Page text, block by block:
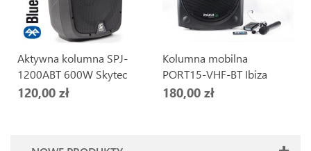
Aktywna kolumna SPJ-
1200ABT 600W Skytec
120,00 zł
Kolumna mobilna
PORT15-VHF-BT Ibiza
180,00 zł